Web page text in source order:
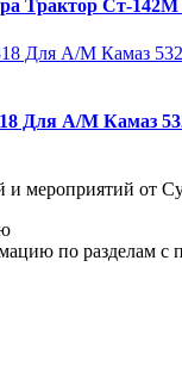
Трактор Ст-142М
Для А/М Камаз
и мероприятий от
по разделам